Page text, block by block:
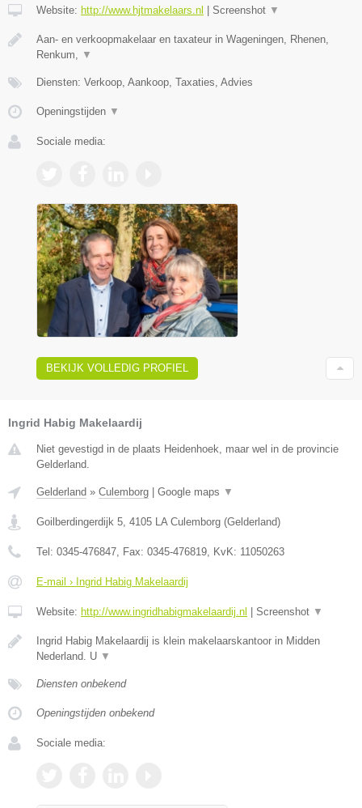
Website: http://www.hjtmakelaars.nl | Screenshot ▼
Aan- en verkoopmakelaar en taxateur in Wageningen, Rhenen,
Renkum,
▼
Diensten: Verkoop, Aankoop, Taxaties, Advies
Openingstijden ▼
Sociale media:
BEKIJK VOLLEDIG PROFIEL
Ingrid Habig Makelaardij
Niet gevestigd in de plaats Heidenhoek, maar wel in de provincie
Gelderland.
Gelderland » Culemborg Google maps ▼
Goilberdingerdijk 5, 4105 LA Culemborg (Gelderland)
Tel: 0345-476847, Fax: 0345-476819, KvK: 11050263
E-mail › Ingrid Habig Makelaardij
Website: http://www.ingridhabigmakelaardij.nl Screenshot ▼
Ingrid Habig Makelaardij is klein makelaarskantoor in Midden
Nederland. U ▼
Diensten onbekend
Openingstijden onbekend
Sociale media: